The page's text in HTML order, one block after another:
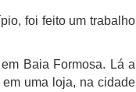
foi feito um trabalho
Baia Formosa. Lá a
uma loja, na cidade